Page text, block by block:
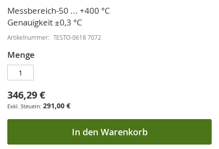
Messbereich-50 ... +400 °C
Genauigkeit ±0,3 °C
Artikelnummer TESTO-0618 7072
Menge
346,29 €
291,00 €
In den Warenkorb